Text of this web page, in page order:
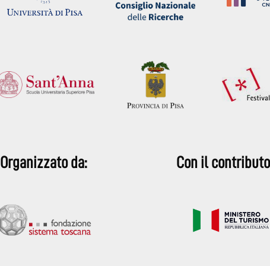
Organizzato da: Con il